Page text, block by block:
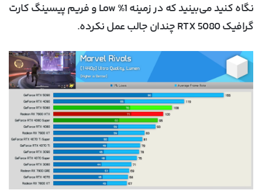
نگاه کنید می‌بینید که در زمینه 1% Low و فریم پیسینگ کارت
گرافیک RTX 5080 چندان جالب عمل نکرده.